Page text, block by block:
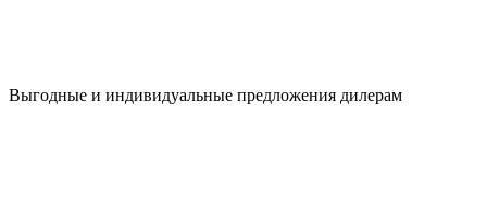
Выгодные и индивидуальные предложения дилерам